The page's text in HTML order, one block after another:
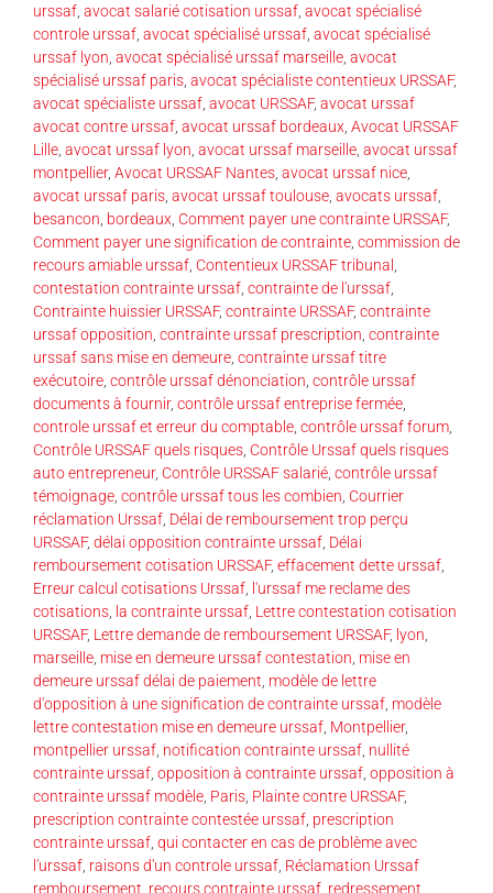
urssaf avocat salarié cotisation urssaf avocat spécialisé
controle urssaf avocat spécialisé urssaf avocat spécialisé
urssaf lyon avocat spécialisé urssaf marseille avocat
spécialisé urssaf paris avocat spécialiste contentieux URSSAF,
avocat spécialiste urssaf avocat URSSAF, avocat urssaf
avocat contre urssaf avocat urssaf bordeaux Avocat URSSAF
Lille avocat urssaf lyon avocat urssaf marseille avocat urssaf
montpellier, Avocat URSSAF Nantes avocat urssaf nice
avocat urssaf paris avocat urssaf toulouse avocats urssaf
besancon bordeaux Comment payer une contrainte URSSAF,
Comment payer une signification de contrainte commission de
recours amiable urssaf Contentieux URSSAF tribunal
contestation contrainte urssaf contrainte de l'urssaf
Contrainte huissier URSSAF, contrainte URSSAF, contrainte
urssaf opposition contrainte urssaf prescription contrainte
urssaf sans mise en demeure contrainte urssaf titre
exécutoire contrôle urssaf dénonciation contrôle urssaf
documents à fournir, contrôle urssaf entreprise fermée
controle urssaf et erreur du comptable contrôle urssaf forum
Contrôle URSSAF quels risques Contrôle Urssaf quels risques
auto entrepreneur, Contrôle URSSAF salarié contrôle urssaf
témoignage contrôle urssaf tous les combien Courrier
réclamation Urssaf Délai de remboursement trop perçu
URSSAF, délai opposition contrainte urssaf Délai
remboursement cotisation URSSAF, effacement dette urssaf
Erreur calcul cotisations Urssaf l'urssaf me reclame des
cotisations la contrainte urssaf Lettre contestation cotisation
URSSAF, Lettre demande de remboursement URSSAF, lyon
marseille mise en demeure urssaf contestation mise en
demeure urssaf délai de paiement modèle de lettre
d'opposition à une signification de contrainte urssaf modèle
lettre contestation mise en demeure urssaf Montpellier,
montpellier urssaf notification contrainte urssaf nullité
contrainte urssaf opposition à contrainte urssaf opposition à
contrainte urssaf modèle Paris Plainte contre URSSAF,
prescription contrainte contestée urssaf prescription
contrainte urssaf qui contacter en cas de problème avec
l'urssaf raisons d'un controle urssaf Réclamation Urssaf
remboursement recours contrainte urssaf redressement